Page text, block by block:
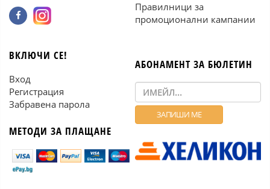
Правилници за
промоционални кампании
ВКЛЮЧИ СЕ!
Вход
Регистрация
Забравена парола
МЕТОДИ ЗА ПЛАЩАНЕ
АБОНАМЕНТ ЗА БЮЛЕТИН